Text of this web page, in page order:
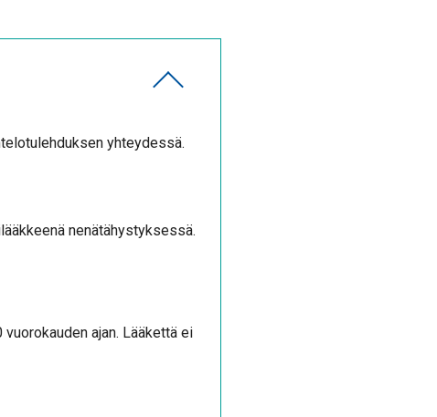
yhteydessä.
nenätähystyksessä.
ajan. Lääkettä ei